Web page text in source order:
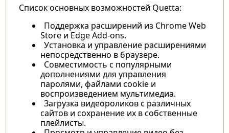
Список основных возможностей Quetta:
Поддержка расширений из Chrome Web
Store и Edge Add-ons.
Установка и управление расширениями
непосредственно в браузере.
Совместимость с популярными
дополнениями для управления
паролями, файлами cookie и
воспроизведением мультимедиа.
Загрузка видеороликов с различных
сайтов и сохранение их в собственные
плейлисты.